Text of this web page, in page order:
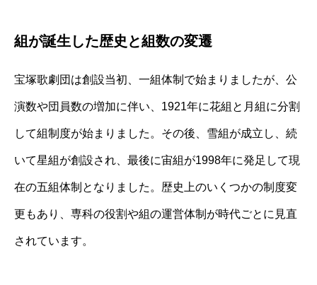
組が誕生した歴史と組数の変遷
宝塚歌劇団は創設当初、一組体制で始まりましたが、公
演数や団員数の増加に伴い、1921年に花組と月組に分割
して組制度が始まりました。その後、雪組が成立し、続
いて星組が創設され、最後に宙組が1998年に発足して現
在の五組体制となりました。歴史上のいくつかの制度変
更もあり、専科の役割や組の運営体制が時代ごとに見直
されています。